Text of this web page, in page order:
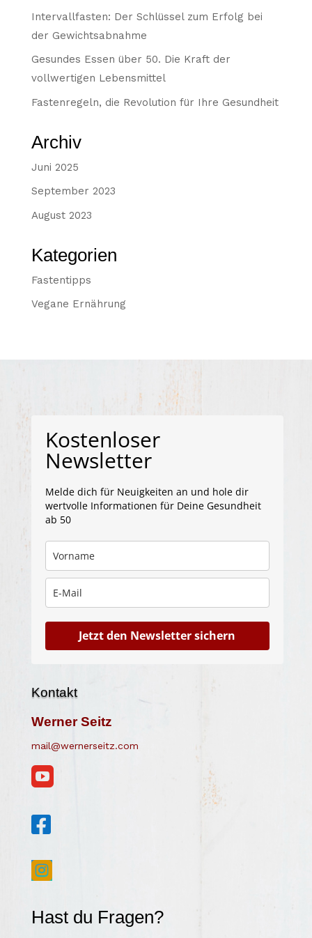
Intervallfasten: Der Schlüssel zum Erfolg bei
der Gewichtsabnahme
Gesundes Essen über 50. Die Kraft der
vollwertigen Lebensmittel
Fastenregeln, die Revolution für Ihre Gesundheit
Archiv
Juni 2025
September 2023
August 2023
Kategorien
Fastentipps
Vegane Ernährung
Kostenloser
Newsletter
Melde dich für Neuigkeiten an und hole dir
wertvolle Informationen für Deine Gesundheit
ab 50
Jetzt den Newsletter sichern
Kontakt
Werner Seitz
mail@wernerseitz.com



Hast du Fragen?